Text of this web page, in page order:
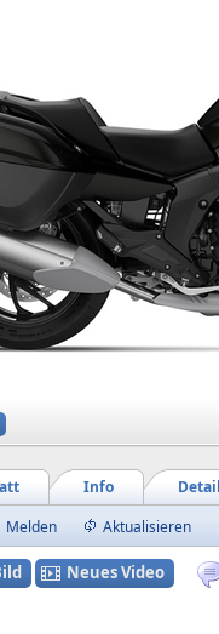
Info
Melden Aktualisieren
Neues Video